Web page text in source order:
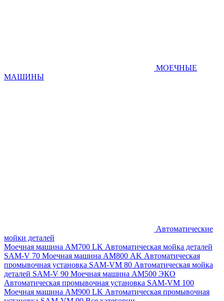
МОЕЧНЫЕ
МАШИНЫ
Автоматические
мойки деталей
Моечная машина AM700 LK Автоматическая мойка деталей
SAM-V 70 Моечная машина АМ800 AK Автоматическая
промывочная установка SAM-VM 80 Автоматическая мойка
деталей SAM-V 90 Моечная машина АМ500 ЭКО
Автоматическая промывочная установка SAM-VM 100
Моечная машина AM900 LK Автоматическая промывочная